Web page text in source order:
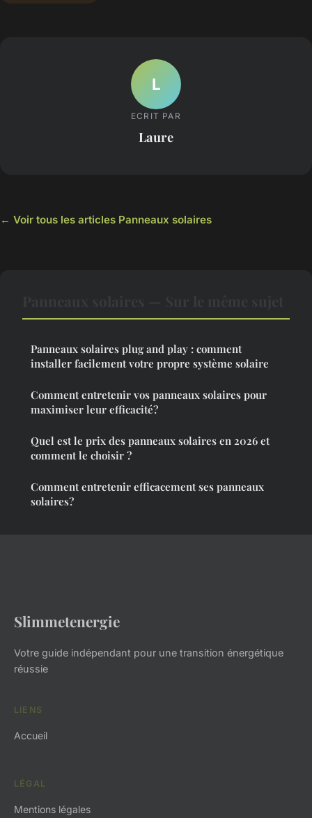
L
ECRIT PAR
Laure
← Voir tous les articles Panneaux solaires
Panneaux solaires plug and play : comment
installer facilement votre propre système solaire
Comment entretenir vos panneaux solaires pour
maximiser leur efficacité?
Quel est le prix des panneaux solaires en 2026 et
comment le choisir ?
Comment entretenir efficacement ses panneaux
solaires?
Slimmetenergie
Votre guide indépendant pour une transition énergétique
réussie
LIENS
Accueil
LÉGAL
Mentions légales